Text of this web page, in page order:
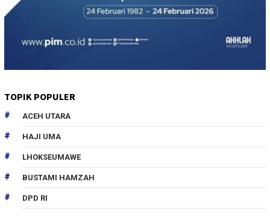
TOPIK POPULER
ACEH UTARA
HAJI UMA
LHOKSEUMAWE
BUSTAMI HAMZAH
DPD RI